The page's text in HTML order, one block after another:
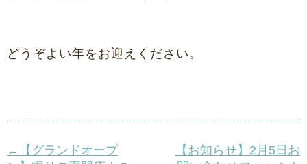
どうぞよい年をお迎えください。
←【グランドオープ
【お知らせ】2月5日お